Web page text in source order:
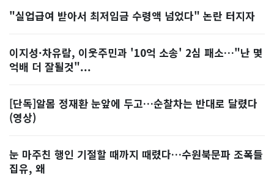
"실업급여 받아서 최저임금 수령액 넘었다" 논란 터지자
이지성·차유람, 이웃주민과 '10억 소송' 2심 패소…"난 몇
억배 더 잘될것"...
[단독]알몸 정재환 눈앞에 두고…순찰차는 반대로 달렸다
(영상)
눈 마주친 행인 기절할 때까지 때렸다…수원북문파 조폭들
집유, 왜